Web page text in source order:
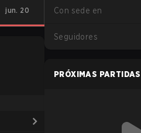
jun. 20
Con sede en
Seguidores
PRÓXIMAS PARTIDAS